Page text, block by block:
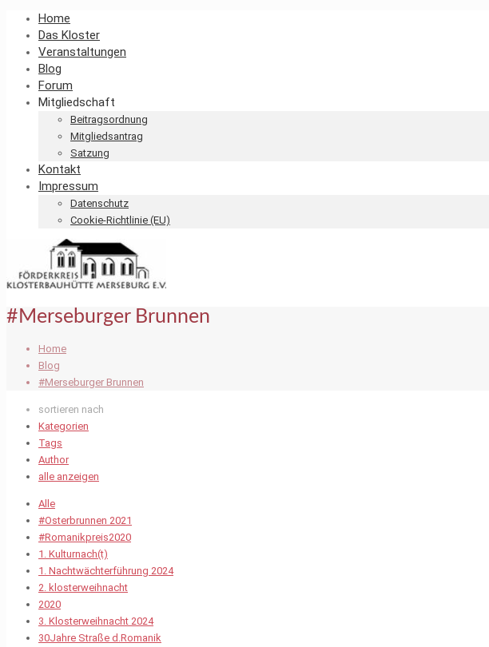
Home
Das Kloster
Veranstaltungen
Blog
Forum
Mitgliedschaft
Beitragsordnung
Mitgliedsantrag
Satzung
Kontakt
Impressum
Datenschutz
Cookie-Richtlinie (EU)
#Merseburger Brunnen
Home
Blog
#Merseburger Brunnen
sortieren nach
Kategorien
Tags
Author
alle anzeigen
Alle
#Osterbrunnen 2021
#Romanikpreis2020
1. Kulturnach(t)
1. Nachtwächterführung 2024
2. klosterweihnacht
2020
3. Klosterweihnacht 2024
30Jahre Straße d.Romanik